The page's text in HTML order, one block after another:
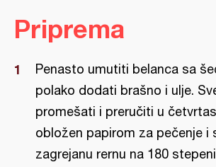
Priprema
Penasto umutiti belanca sa
polako dodati brašno i ulje.
promešati i preručiti u
obložen papirom za pečenje i
zagrejanu rernu na 180